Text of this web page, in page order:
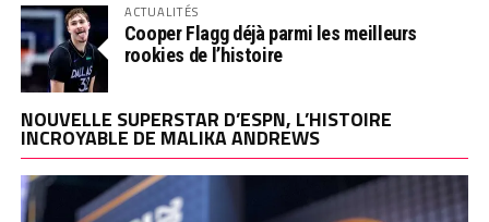
ACTUALITÉS
Cooper Flagg déjà parmi les meilleurs
rookies de l’histoire
NOUVELLE SUPERSTAR D’ESPN, L’HISTOIRE
INCROYABLE DE MALIKA ANDREWS